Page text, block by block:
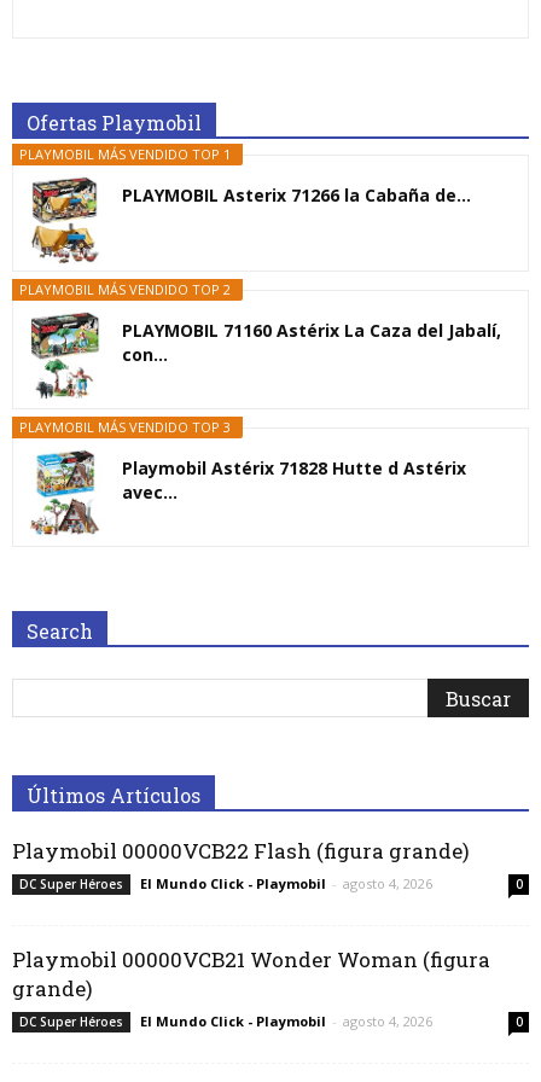
Ofertas Playmobil
PLAYMOBIL MÁS VENDIDO TOP 1
PLAYMOBIL Asterix 71266 la Cabaña de...
PLAYMOBIL MÁS VENDIDO TOP 2
PLAYMOBIL 71160 Astérix La Caza del Jabalí,
con...
PLAYMOBIL MÁS VENDIDO TOP 3
Playmobil Astérix 71828 Hutte d Astérix
avec...
Search
Últimos Artículos
Playmobil 00000VCB22 Flash (figura grande)
DC Super Héroes El Mundo Click - Playmobil - agosto 4, 2026 0
Playmobil 00000VCB21 Wonder Woman (figura
grande)
DC Super Héroes El Mundo Click - Playmobil - agosto 4, 2026 0